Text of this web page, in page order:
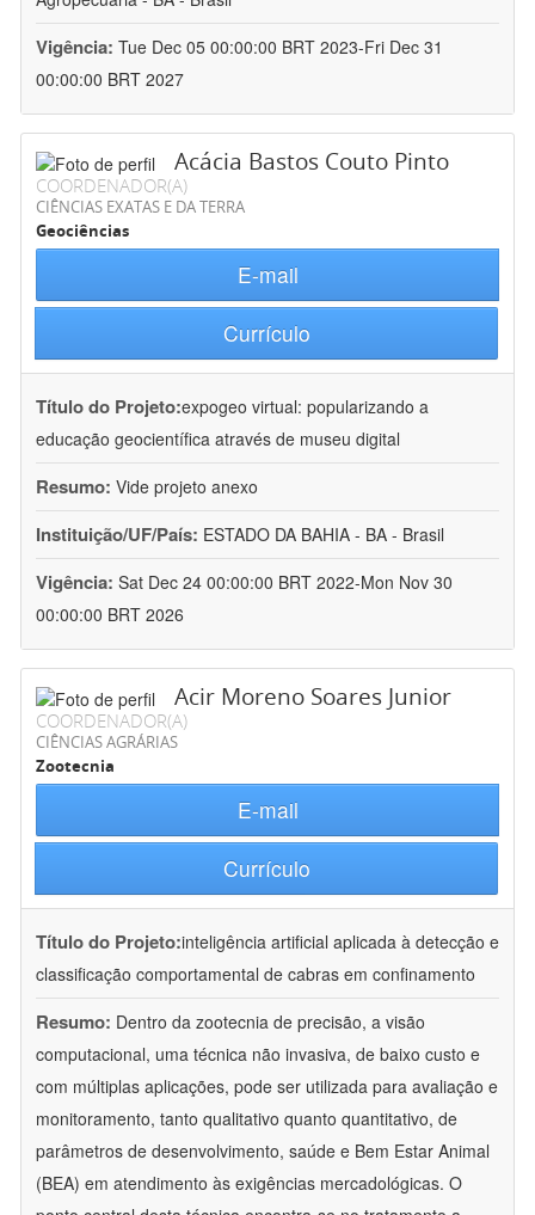
Vigência: Tue Dec 05 00:00:00 BRT 2023-Fri Dec 31
00:00:00 BRT 2027
Acácia Bastos Couto Pinto
COORDENADOR(A)
CIÊNCIAS EXATAS E DA TERRA
Geociências
E-mail
Currículo
Título do Projeto:expogeo virtual: popularizando a
educação geocientífica através de museu digital
Resumo: Vide projeto anexo
Instituição/UF/País: ESTADO DA BAHIA - BA - Brasil
Vigência: Sat Dec 24 00:00:00 BRT 2022-Mon Nov 30
00:00:00 BRT 2026
Acir Moreno Soares Junior
COORDENADOR(A)
CIÊNCIAS AGRÁRIAS
Zootecnia
E-mail
Currículo
Título do Projeto:inteligência artificial aplicada à detecção e
classificação comportamental de cabras em confinamento
Resumo: Dentro da zootecnia de precisão, a visão
computacional, uma técnica não invasiva, de baixo custo e
com múltiplas aplicações, pode ser utilizada para avaliação e
monitoramento, tanto qualitativo quanto quantitativo, de
parâmetros de desenvolvimento, saúde e Bem Estar Animal
(BEA) em atendimento às exigências mercadológicas. O